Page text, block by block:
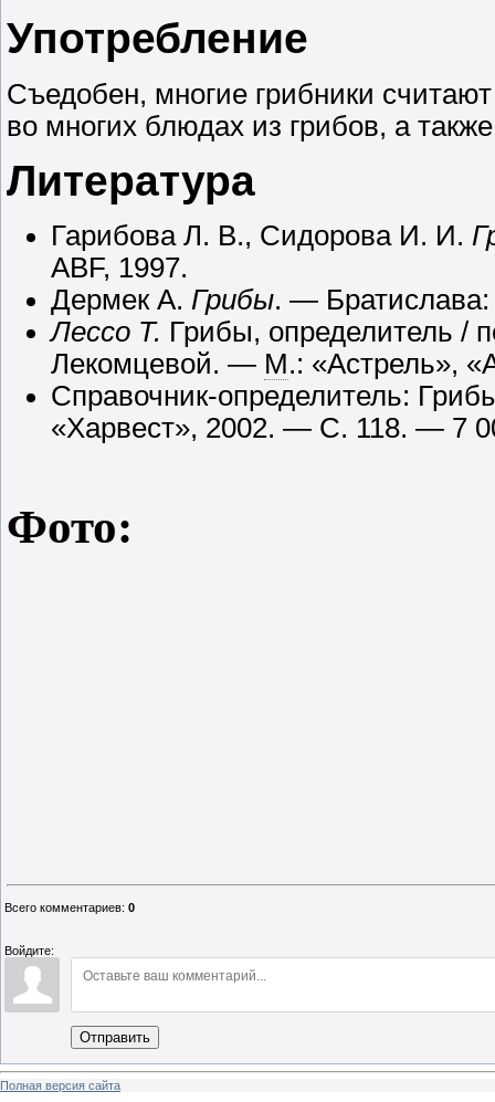
Употребление
Съедобен, многие грибники
во многих блюдах из грибов, а
Литература
Гарибова Л. В., Сидорова И. И.
ABF, 1997.
Дермек А. Грибы. — Братислава:
Лессо Т. Грибы, определитель /
Лекомцевой. — М.: «Астрель»,
Справочник-определитель:
«Харвест», 2002. — С. 118. — 7
Фото:
Всего комментариев: 0
Войдите:
Отправить
Полная версия сайта